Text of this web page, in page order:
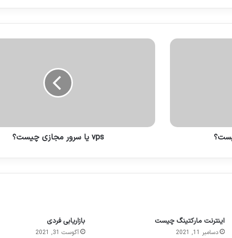
vps یا سرور مجازی چیست؟
اینترنت مارکتینگ چیست
دسامبر 11, 2021
بازاریابی فردی
آگوست 31, 2021